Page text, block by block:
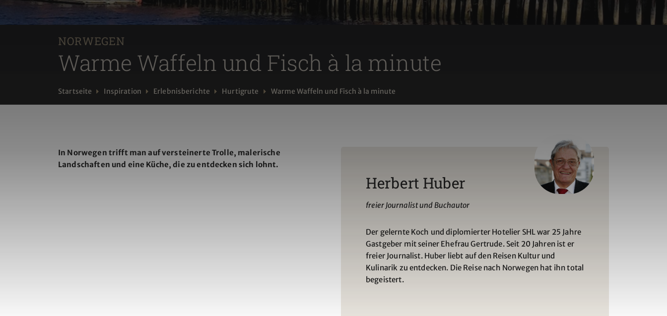
NORWEGEN
Warme Waffeln und Fisch à la minute
Startseite Inspiration Erlebnisberichte Hurtigrute Warme Waffeln und Fisch à la minute
In Norwegen trifft man auf versteinerte Trolle, malerische
Landschaften und eine Küche, die zu entdecken sich lohnt.
Herbert Huber
freier Journalist und Buchautor
Der gelernte Koch und diplomierter Hotelier SHL war 25 Jahre
Gastgeber mit seiner Ehefrau Gertrude. Seit 20 Jahren ist er
freier Journalist. Huber liebt auf den Reisen Kultur und
Kulinarik zu entdecken. Die Reise nach Norwegen hat ihn total
begeistert.